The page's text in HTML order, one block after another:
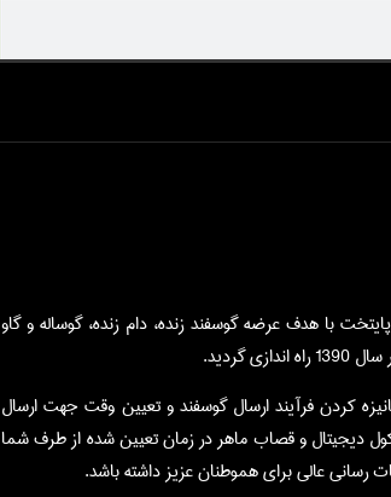
با هدف عرضه گوسفند زنده، دام زنده، گوساله و گاو
گردید.
کردن فرآیند ارسال گوسفند و تعیین وقت جهت ارسال
دیجیتال و قصاب ماهر در زمان تعیین شده از طرف شما
عالی برای هموطنان عزیز داشته باشد.